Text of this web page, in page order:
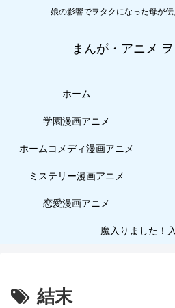
娘の影響でヲタクになった母が伝
まんが・アニメ
ホーム
学園漫画アニメ
ホームコメディ漫画アニメ
ミステリー漫画アニメ
恋愛漫画アニメ
魔入りました！
結末